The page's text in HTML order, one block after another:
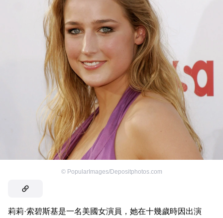
© PopularImages/Depositphotos.com
莉莉·索碧斯基是一名美國女演員，她在十幾歲時因出演